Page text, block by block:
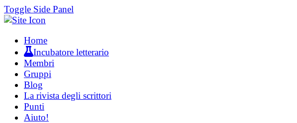
Toggle Side Panel
Home
Incubatore letterario
Membri
Gruppi
Blog
La rivista degli scrittori
Punti
Aiuto!